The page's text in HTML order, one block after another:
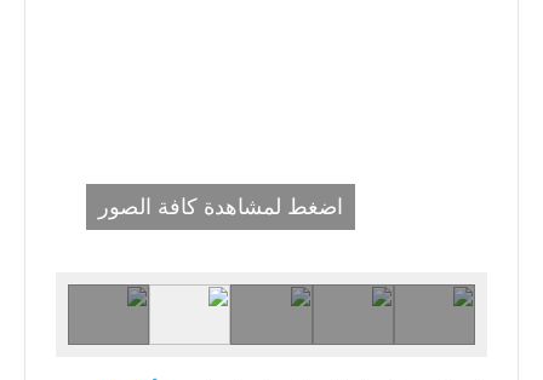
اضغط لمشاهدة كافة الصور